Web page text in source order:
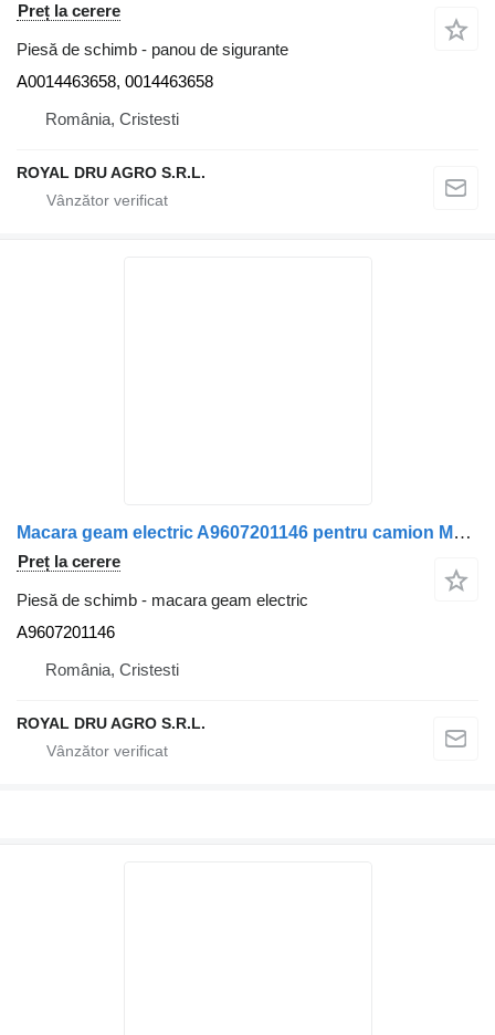
Preț la cerere
Piesă de schimb - panou de sigurante
A0014463658, 0014463658
România, Cristesti
ROYAL DRU AGRO S.R.L.
Macara geam electric A9607201146 pentru camion Mercedes-Benz Actros MP4 1845
Preț la cerere
Piesă de schimb - macara geam electric
A9607201146
România, Cristesti
ROYAL DRU AGRO S.R.L.